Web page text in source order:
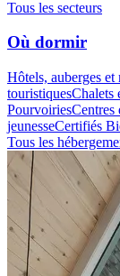
Tous les secteurs
Où dormir
Hôtels, auberges et
touristiquesChalets
PourvoiriesCentres
jeunesseCertifiés
Tous les